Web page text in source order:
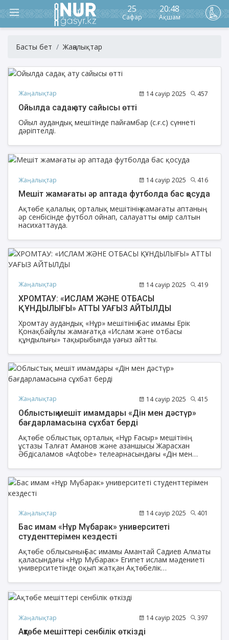
25
Сафар
20:48
Ақшам
Басты бет Жаңалықтар
Жаңалықтар 14 сәуір 2025 457
Ойылда садақ ату сайысы өтті
Ойыл аудандық мешітінде пайғамбар (с.ғ.с) сүннеті
дәріптелді.
Жаңалықтар 14 сәуір 2025 416
Мешіт жамағаты әр аптада футболда бас қосуда
Ақтөбе қалалық орталық мешітінің жамағаты аптаның
әр сенбісінде футбол ойнап, салауатты өмір салтын
насихаттауда.
Жаңалықтар 14 сәуір 2025 419
ХРОМТАУ: «ИСЛАМ ЖӘНЕ ОТБАСЫ
ҚҰНДЫЛЫҒЫ» АТТЫ УАҒЫЗ АЙТЫЛДЫ
Хромтау аудандық «Нұр» мешітінің бас имамы Ерік
Қонақбайұлы жамағатқа «Ислам және отбасы
құндылығы» тақырыбында уағыз айтты.
Жаңалықтар 14 сәуір 2025 415
Облыстық мешіт имамдары «Дін мен дәстүр»
бағдарламасына сұхбат берді
Ақтөбе облыстық орталық «Нұр Ғасыр» мешітінің
ұстазы Талғат Аманов және азаншысы Жарасхан
Әбдісаламов «Aqtobe» телеарнасындағы «Дін мен
отбасы» және «Ата-ананың қадірі» тақырыбында
сұхбат берді.
Жаңалықтар 14 сәуір 2025 401
Бас имам «Нұр Мүбарак» университеті
студенттерімен кездесті
Ақтөбе облысының Бас имамы Амантай Садиев Алматы
қаласындағы «Нұр Мүбарак» Египет ислам мәдениеті
университетінде оқып жатқан Ақтөбелік
Жаңалықтар 14 сәуір 2025 397
Ақтөбе мешіттері сенбілік өткізді